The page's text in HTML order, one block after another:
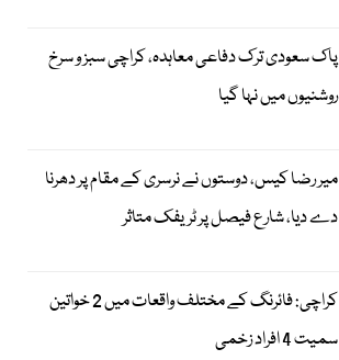
پاک سعودی ترک دفاعی معاہدہ، کراچی سبز و سرخ
روشنیوں میں نہا گیا
میر رضا کیس، دوستوں نے نرسری کے مقام پر دھرنا
دے دیا، شارع فیصل پر ٹریفک متاثر
کراچی: فائرنگ کے مختلف واقعات میں 2 خواتین
سمیت 4 افراد زخمی